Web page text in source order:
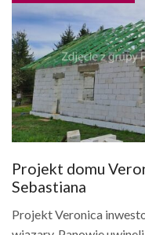
Projekt domu
Sebastiana
Projekt Veronica